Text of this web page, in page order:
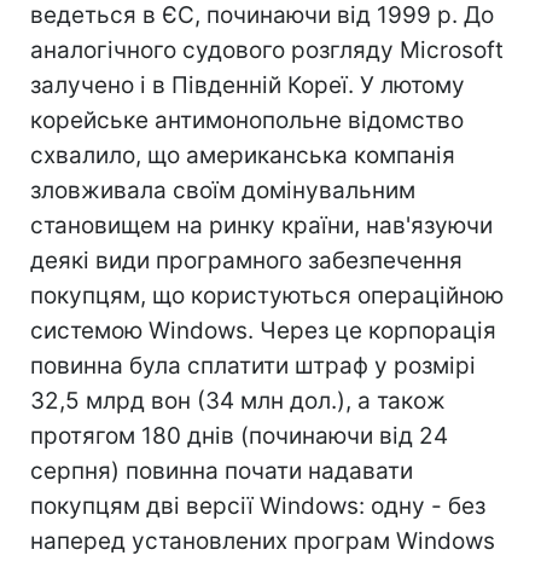
ведеться в ЄС, починаючи від 1999 р. До
аналогічного судового розгляду Microsoft
залучено і в Південній Кореї. У лютому
корейське антимонопольне відомство
схвалило, що американська компанія
зловживала своїм домінувальним
становищем на ринку країни, нав'язуючи
деякі види програмного забезпечення
покупцям, що користуються операційною
системою Windows. Через це корпорація
повинна була сплатити штраф у розмірі
32,5 млрд вон (34 млн дол.), а також
протягом 180 днів (починаючи від 24
серпня) повинна почати надавати
покупцям дві версії Windows: одну - без
наперед установлених програм Windows